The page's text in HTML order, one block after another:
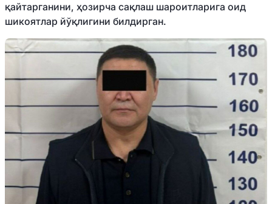
қайтарганини, ҳозирча сақлаш шароитларига оид
шикоятлар йўқлигини билдирган.